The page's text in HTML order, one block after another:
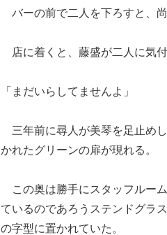
バーの前で二人を下ろすと、尚
店に着くと、藤盛が二人に気
「まだいらしてませんよ」
三年前に尋人が美琴を足止め
かれたグリーンの扉が現れる。
この奥は勝手にスタッフルー
ているのであろうステンドグラ
の字型に置かれていた。